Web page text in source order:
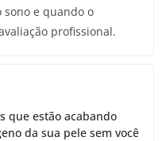
e quando o
profissional.
que estão acabando
da sua pele sem você